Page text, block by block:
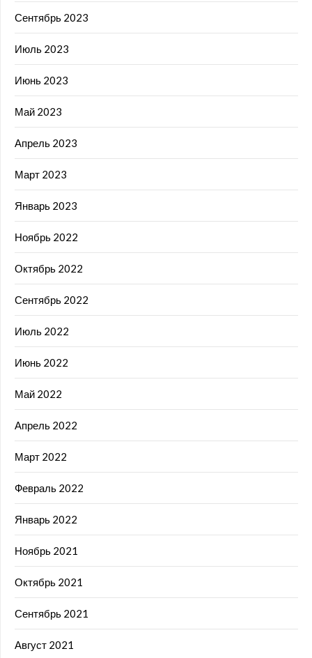
Сентябрь 2023
Июль 2023
Июнь 2023
Май 2023
Апрель 2023
Март 2023
Январь 2023
Ноябрь 2022
Октябрь 2022
Сентябрь 2022
Июль 2022
Июнь 2022
Май 2022
Апрель 2022
Март 2022
Февраль 2022
Январь 2022
Ноябрь 2021
Октябрь 2021
Сентябрь 2021
Август 2021